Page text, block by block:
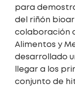
para
del riñón
colaboración
Alimentos y
desarrollado
llegar a los
conjunto de